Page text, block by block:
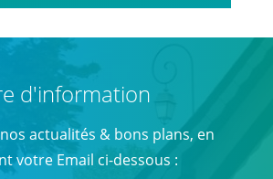
d'information
actualités & bons plans, en
votre Email ci-dessous :